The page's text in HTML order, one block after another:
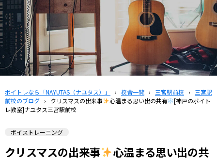
ボイトレなら「NAYUTAS（ナユタス）」 › 校舎一覧 › 三宮駅前校 ›
三宮駅
前校のブログ › クリスマスの出来事 心温まる思い出の共有
[神戸のボイト
レ教室]ナユタス三宮駅前校
ボイストレーニング
クリスマスの出来事
心温まる思い出の共